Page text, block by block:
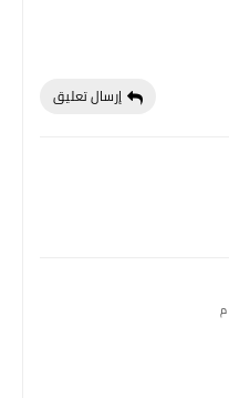
إرسال تعليق